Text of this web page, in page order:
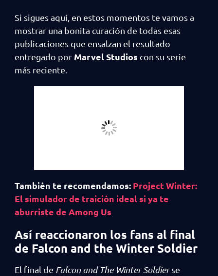
Si sigues aquí, en estos momentos te vamos a
mostrar una bonita curación de todas esas
publicaciones que ensalzan el resultado
entregado por Marvel Studios con su serie
más reciente.
También te recomendamos: Project Winter:
El simulador de traición ideal si ya te
aburriste de Among Us
Así reaccionaron los fans al final
de Falcon and the Winter Soldier
El final de Falcon and The Winter Soldierse